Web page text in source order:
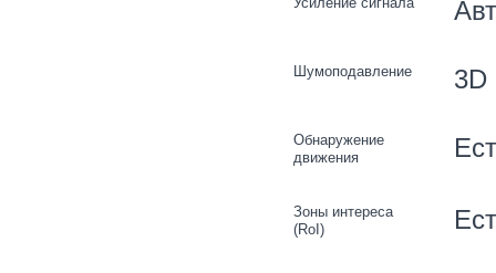
Шумоподавление 3D
Обнаружение
движения
Зоны интереса
(RoI)